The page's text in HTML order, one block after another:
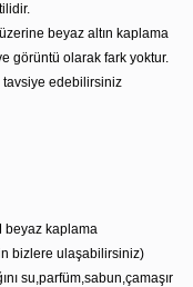
beyaz altın kaplama
görüntü olarak fark yoktur.
tavsiye edebilirsiniz
beyaz kaplama
bizlere ulaşabilirsiniz)
su,parfüm,sabun,çamaşır